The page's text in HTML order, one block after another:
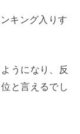
キング入りす
うになり、反
と言えるでし